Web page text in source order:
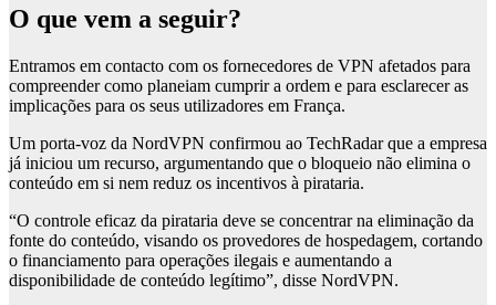
O que vem a seguir?
Entramos em contacto com os fornecedores de VPN afetados para
compreender como planeiam cumprir a ordem e para esclarecer as
implicações para os seus utilizadores em França.
Um porta-voz da NordVPN confirmou ao TechRadar que a empresa
já iniciou um recurso, argumentando que o bloqueio não elimina o
conteúdo em si nem reduz os incentivos à pirataria.
“O controle eficaz da pirataria deve se concentrar na eliminação da
fonte do conteúdo, visando os provedores de hospedagem, cortando
o financiamento para operações ilegais e aumentando a
disponibilidade de conteúdo legítimo”, disse NordVPN.